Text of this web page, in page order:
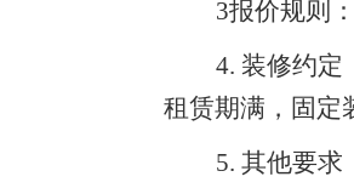
3报价规则
4. 装修约定
租赁期满，固定
5. 其他要求